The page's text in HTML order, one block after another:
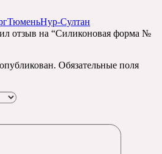
ТюменьНур-Султан
отзыв на “Силиконовая форма №
Обязательные поля